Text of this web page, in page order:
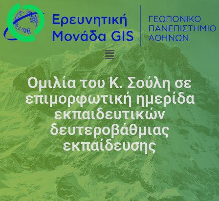
Ομιλία του Κ. Σούλη σε
επιμορφωτική ημερίδα
εκπαιδευτικών
δευτεροβάθμιας
εκπαίδευσης